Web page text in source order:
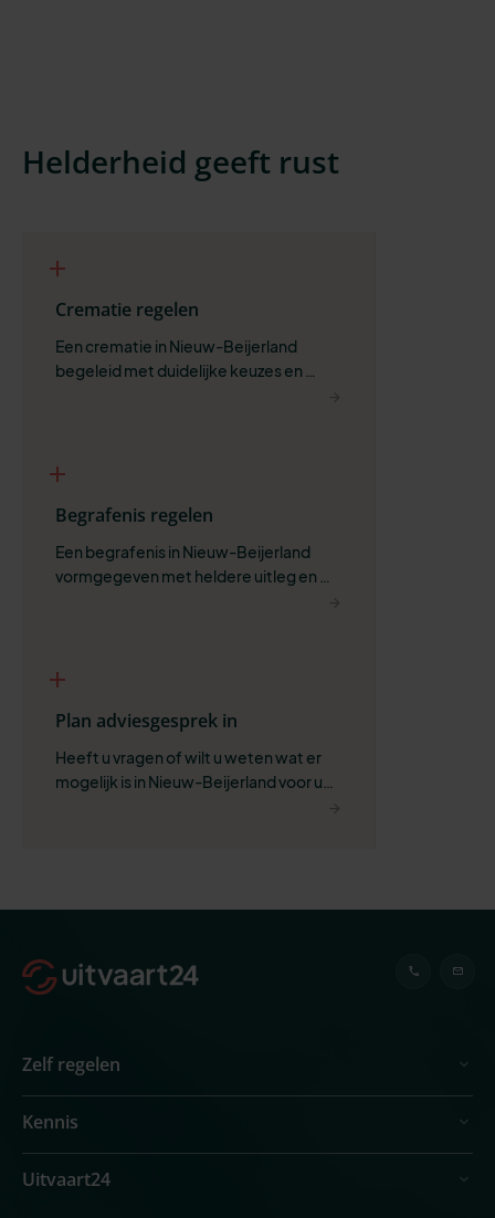
Helderheid geeft rust
Crematie regelen
Een crematie in Nieuw-Beijerland
begeleid met duidelijke keuzes en
Begrafenis regelen
Een begrafenis in Nieuw-Beijerland
vormgegeven met heldere uitleg en
Plan adviesgesprek in
Heeft u vragen of wilt u weten wat er
mogelijk is in Nieuw-Beijerland voor uw
Zelf regelen
Kennis
Uitvaart24